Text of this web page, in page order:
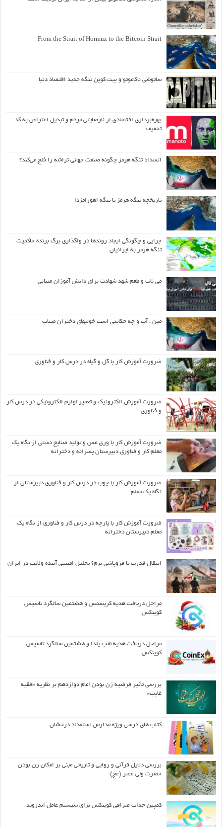
From the Strait of Hormuz to the Bitcoin Strait
ساتوشی ناکاموتو و بیت کوین تنگه جدید اقتصاد دنیا
بهره‌برداری اقتصادی از نارضایتی مردم و تبدیل اعتراض به کد
تخفیف
انسداد تنگه هرمز چگونه صنعت جهانی تراشه را فلج می‌کند؟
تاریخچه تنگه هرمز یا تنگه اهورامزدا
چرایی و چگونگی ایجاد روندها در واگذاری برگ برنده حاکمیت
تنگه هرمز به ایرانیان
می ناب و طعم شهد شهادت برای دانش آموزان مینابی
مین ، آب و چه حکایتی است خونبهای دختران میناب
ضرورت آموزش کار با گل و گیاه در درس کار و فناوری
ضرورت آموزش الکترونیک و تعمیر لوازم الکترونیکی در درس کار
و فناوری
ضرورت آموزش کار با ورق مس و تولید صنایع دستی از نگاه یک
معلم کار و فناوری دبیرستان پسرانه و دخترانه
ضرورت آموزش کار با چوب در درس کار و فناوری دبیرستان از
نگاه یک معلم
ضرورت آموزش کار با پارچه در درس کار و فناوری از نگاه یک
معلم دبیرستان دخترانه
انتقال قدرت یا فروپاشی نرم؟ تحلیل امنیتی آینده ولایت در ایران
مراحل دریافت هدیه کریسمس و هشتمین سالگرد تاسیس
کوینکس
مراحل دریافت هدیه شب یلدا و هشتمین سالگرد تاسیس
کوینکس
بررسی تأثیر فرضیه زن بودن امام دوازدهم بر نظریه «فقیه
غایب»
کتاب های درسی ویژه مدارس استعداد درخشان
بررسی دلایل قرآنی و روایی و تاریخی مبنی بر امکان زن بودن
حضرت ولی عصر (عج)
کمپین جذاب صرافی کوینکس برای سیستم عامل اندروید